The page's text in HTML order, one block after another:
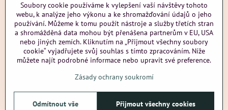
Ochrana osobních údajů
Další informace
nazehlujeme
Soubory cookie používáme k vylepšení vaší návštěvy tohoto
webu, k analýze jeho výkonu a ke shromažďování údajů o jeho
používání. Můžeme k tomu použít nástroje a služby třetích stran
a shromážděná data mohou být přenášena partnerům v EU, USA
nebo jiných zemích. Kliknutím na „Přijmout všechny soubory
cookie“ vyjadřujete svůj souhlas s tímto zpracováním. Níže
můžete najít podrobné informace nebo upravit své preference.
Zásady ochrany soukromí
Přijmout všechny cookies
Odmítnout vše